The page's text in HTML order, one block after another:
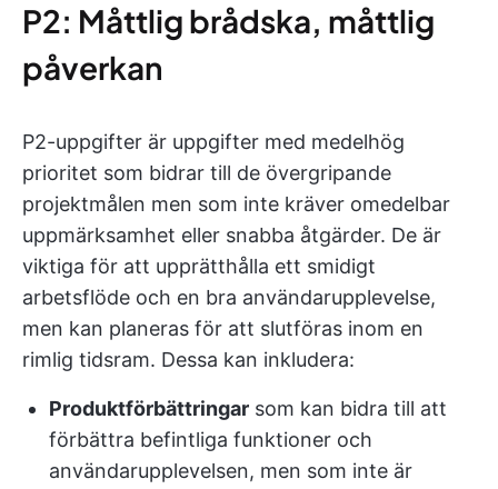
P2: Måttlig brådska, måttlig
påverkan
P2-uppgifter är uppgifter med medelhög
prioritet som bidrar till de övergripande
projektmålen men som inte kräver omedelbar
uppmärksamhet eller snabba åtgärder. De är
viktiga för att upprätthålla ett smidigt
arbetsflöde och en bra användarupplevelse,
men kan planeras för att slutföras inom en
rimlig tidsram. Dessa kan inkludera:
Produktförbättringar som kan bidra till att
förbättra befintliga funktioner och
användarupplevelsen, men som inte är